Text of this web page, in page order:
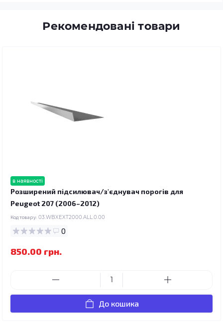
Рекомендовані товари
в наявності
Розширений підсилювач/з'єднувач порогів для
Peugeot 207 (2006–2012)
Код товару: 03.WBXEXT2000.ALL.0.00
0
850.00 грн.
До кошика